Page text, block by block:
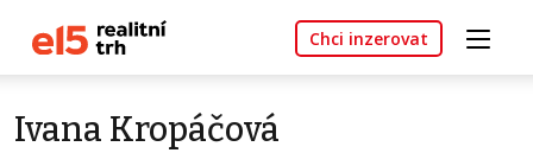
Chci inzerovat
Ivana Kropáčová